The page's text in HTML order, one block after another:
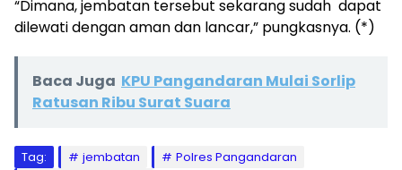
“Dimana, jembatan tersebut sekarang sudah dapat
dilewati dengan aman dan lancar,” pungkasnya. (*)
Baca Juga KPU Pangandaran Mulai Sorlip
Ratusan Ribu Surat Suara
Tag: jembatan
Polres Pangandaran